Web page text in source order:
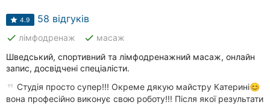
4.9 58 відгуків
done лімфодренаж done масаж
Шведський, спортивний та лімфодренажний масаж, онлайн
запис, досвідчені спеціалісти.
Студія просто супер!!! Окреме дякую майстру Катерині😊
вона професійно виконує свою роботу!!! Після якої результати